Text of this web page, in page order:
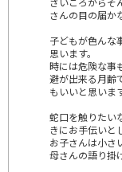
さんの目の届か
子どもが色んな
思います。
時には危険な事
避が出来る月齢
もいいと思います
蛇口を触りたい
きにお手伝いと
お子さんは小さ
母さんの語り掛